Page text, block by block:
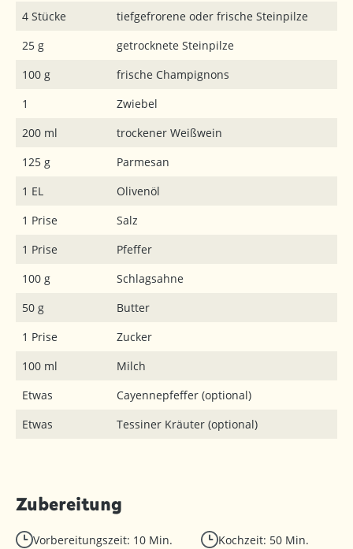
4 Stücke
tiefgefrorene oder frische Steinpilze
25 g
getrocknete Steinpilze
100 g
frische Champignons
1
Zwiebel
200 ml
trockener Weißwein
125 g
Parmesan
1 EL
Olivenöl
1 Prise
Salz
1 Prise
Pfeffer
100 g
Schlagsahne
50 g
Butter
1 Prise
Zucker
100 ml
Milch
Etwas
Cayennepfeffer (optional)
Etwas
Tessiner Kräuter (optional)
Zubereitung
Vorbereitungszeit: 10 Min. Kochzeit: 50 Min.